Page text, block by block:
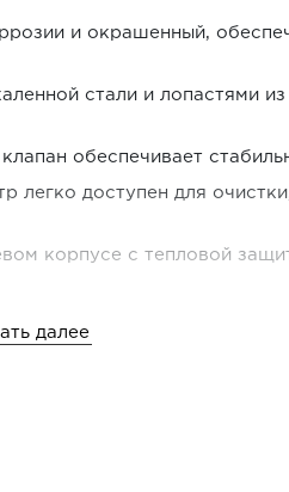
и окрашенный,
стали и лопастями
обеспечивает
легко доступен для
корпусе с тепловой
далее